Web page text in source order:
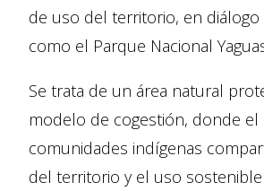
de uso del territorio, en diálogo
como el Parque Nacional
Se trata de un área natural
modelo de cogestión, donde el
comunidades indígenas
del territorio y el uso